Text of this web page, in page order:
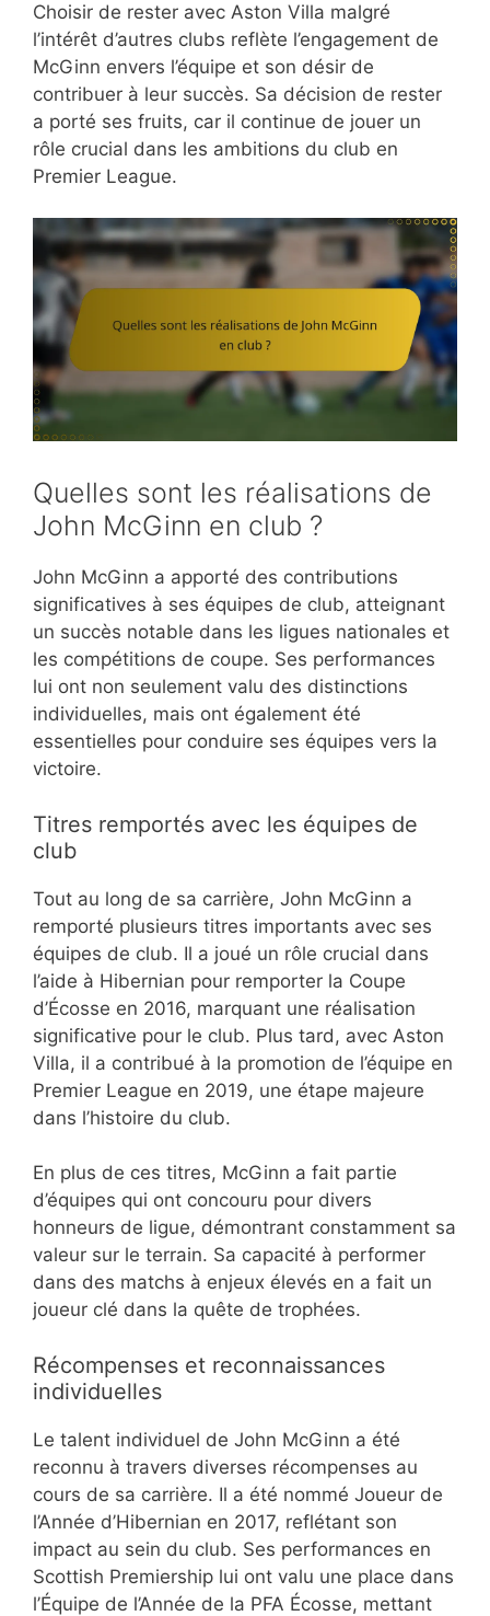
Choisir de rester avec Aston Villa malgré
l’intérêt d’autres clubs reflète l’engagement de
McGinn envers l’équipe et son désir de
contribuer à leur succès. Sa décision de rester
a porté ses fruits, car il continue de jouer un
rôle crucial dans les ambitions du club en
Premier League.
Quelles sont les réalisations de
John McGinn en club ?
John McGinn a apporté des contributions
significatives à ses équipes de club, atteignant
un succès notable dans les ligues nationales et
les compétitions de coupe. Ses performances
lui ont non seulement valu des distinctions
individuelles, mais ont également été
essentielles pour conduire ses équipes vers la
victoire.
Titres remportés avec les équipes de
club
Tout au long de sa carrière, John McGinn a
remporté plusieurs titres importants avec ses
équipes de club. Il a joué un rôle crucial dans
l’aide à Hibernian pour remporter la Coupe
d’Écosse en 2016, marquant une réalisation
significative pour le club. Plus tard, avec Aston
Villa, il a contribué à la promotion de l’équipe en
Premier League en 2019, une étape majeure
dans l’histoire du club.
En plus de ces titres, McGinn a fait partie
d’équipes qui ont concouru pour divers
honneurs de ligue, démontrant constamment sa
valeur sur le terrain. Sa capacité à performer
dans des matchs à enjeux élevés en a fait un
joueur clé dans la quête de trophées.
Récompenses et reconnaissances
individuelles
Le talent individuel de John McGinn a été
reconnu à travers diverses récompenses au
cours de sa carrière. Il a été nommé Joueur de
l’Année d’Hibernian en 2017, reflétant son
impact au sein du club. Ses performances en
Scottish Premiership lui ont valu une place dans
l’Équipe de l’Année de la PFA Écosse, mettant